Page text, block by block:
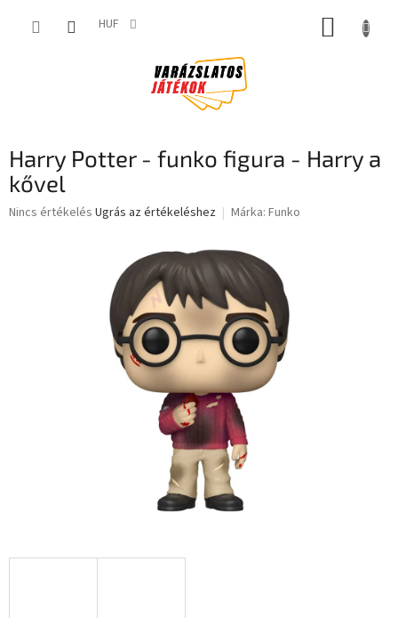
HUF KOSÁR
Harry Potter - funko figura - Harry a
kővel
A
Nincs értékelés Ugrás az értékeléshez Márka: Funko